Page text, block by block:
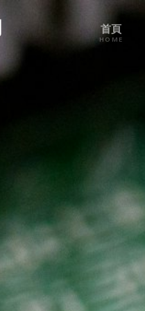
首頁
HOME